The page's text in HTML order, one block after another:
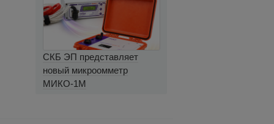
СКБ ЭП представляет
новый микроомметр
МИКО-1М